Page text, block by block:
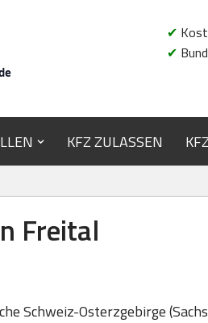
✔
✔
KFZ ZULASSEN
Freital
Schweiz-Osterzgebirge